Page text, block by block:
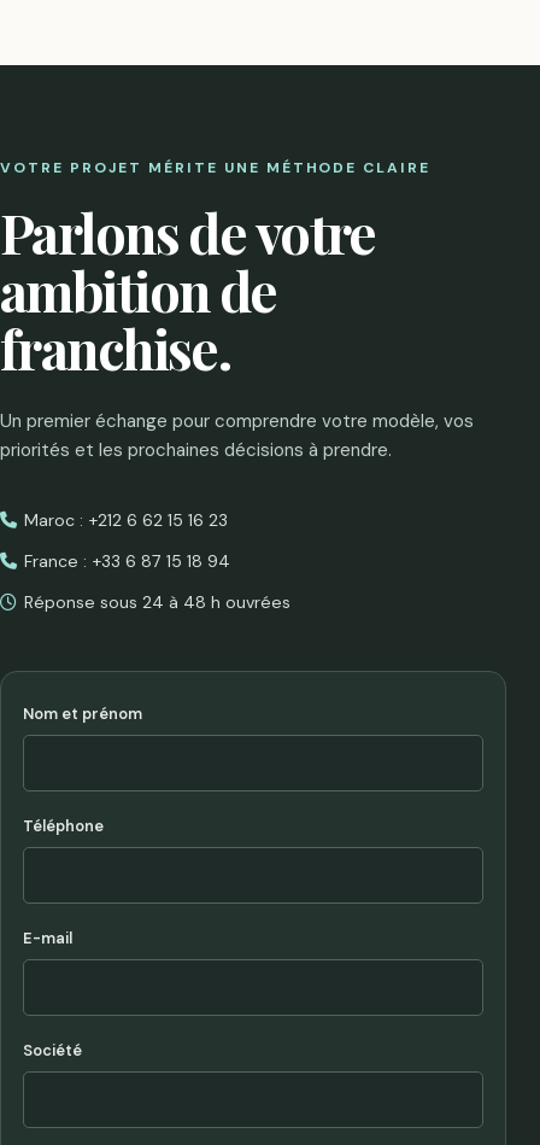
VOTRE PROJET MÉRITE UNE MÉTHODE CLAIRE
Parlons de votre
ambition de
franchise.
Un premier échange pour comprendre votre modèle, vos
priorités et les prochaines décisions à prendre.
Maroc : +212 6 62 15 16 23
France : +33 6 87 15 18 94
Réponse sous 24 à 48 h ouvrées
Nom et prénom
Téléphone
E-mail
Société